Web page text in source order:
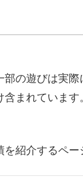
の遊びは実際
まれています
紹介するペー